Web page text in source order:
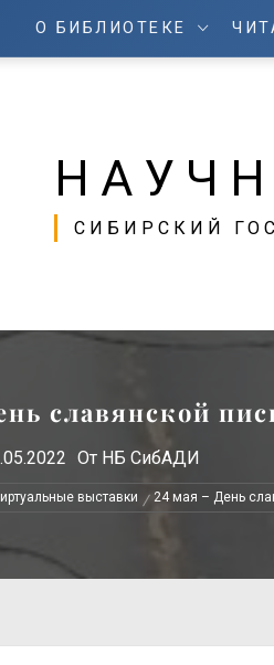
О БИБЛИОТЕКЕ
СИБИРСКИЙ
славянской
От НБ СибАДИ
выставки 24 мая – День